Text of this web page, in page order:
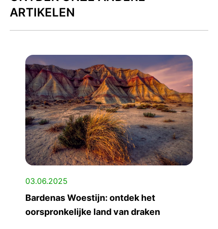
ARTIKELEN
03.06.2025
Bardenas Woestijn: ontdek het
oorspronkelijke land van draken